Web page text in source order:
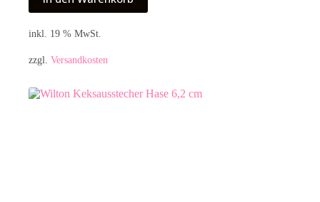
inkl. 19 % MwSt.
zzgl. Versandkosten